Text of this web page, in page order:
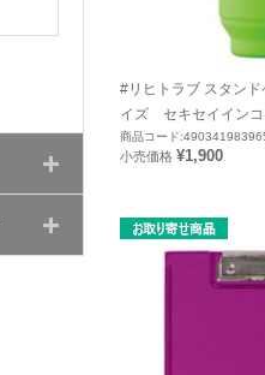
#リヒトラブ スタン
イズ セキセイインコ
商品コード
小売価格 ¥1,900